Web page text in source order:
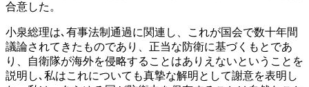
合意した。
小泉総理は､有事法制通過に関連し、これが国会で数十年間
議論されてきたものであり、正当な防衛に基づくもとであ
り、自衛隊が海外を侵略することはありえないということを
説明し､私はこれについても真摯な解明として謝意を表明し